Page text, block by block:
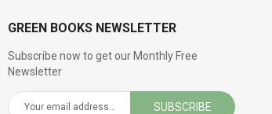
GREEN BOOKS NEWSLETTER
Subscribe now to get our Monthly Free
Newsletter
SUBSCRIBE